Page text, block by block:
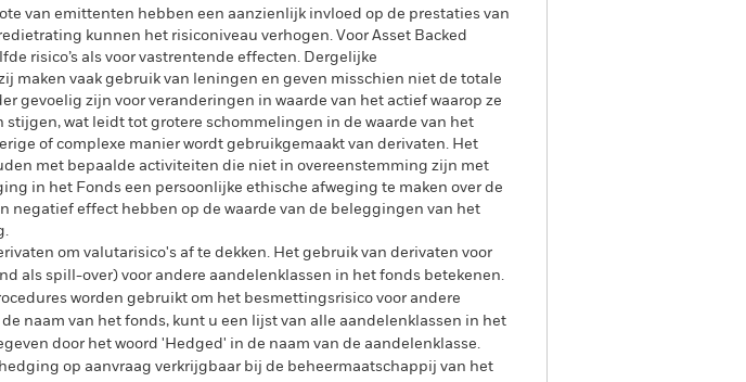
van emittenten hebben een aanzienlijk invloed op de prestaties van
kunnen het risiconiveau verhogen. Voor Asset Backed
risico’s als voor vastrentende effecten. Dergelijke
vaak gebruik van leningen en geven misschien niet de totale
gevoelig zijn voor veranderingen in waarde van het actief waarop ze
wat leidt tot grotere schommelingen in de waarde van het
of complexe manier wordt gebruikgemaakt van derivaten. Het
met bepaalde activiteiten die niet in overeenstemming zijn met
in het Fonds een persoonlijke ethische afweging te maken over de
negatief effect hebben op de waarde van de beleggingen van het
om valutarisico's af te dekken. Het gebruik van derivaten voor
als spill-over) voor andere aandelenklassen in het fonds betekenen.
worden gebruikt om het besmettingsrisico voor andere
naam van het fonds, kunt u een lijst van alle aandelenklassen in het
door het woord 'Hedged' in de naam van de aandelenklasse.
op aanvraag verkrijgbaar bij de beheermaatschappij van het